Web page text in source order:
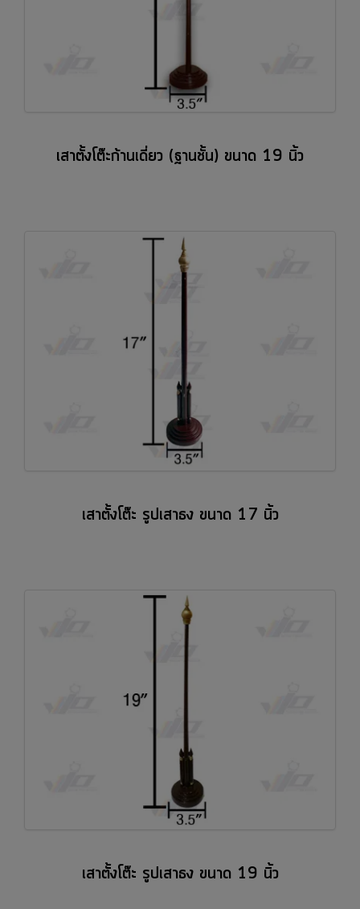
เสาตั้งโต๊ะก้านเดี่ยว (ฐานชั้น) ขนาด 19 นิ้ว
เสาตั้งโต๊ะ รูปเสาธง ขนาด 17 นิ้ว
เสาตั้งโต๊ะ รูปเสาธง ขนาด 19 นิ้ว